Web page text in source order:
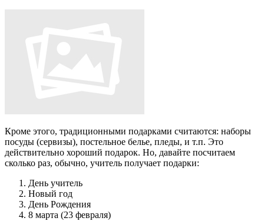
Кроме этого, традиционными подарками считаются: наборы
посуды (сервизы), постельное белье, пледы, и т.п. Это
действительно хороший подарок. Но, давайте посчитаем
сколько раз, обычно, учитель получает подарки:
День учитель
Новый год
День Рождения
8 марта (23 февраля)